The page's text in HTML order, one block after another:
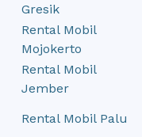
Gresik
Rental Mobil
Mojokerto
Rental Mobil
Jember
Rental Mobil Palu